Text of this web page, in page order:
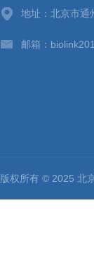
地址：北京市通
邮箱：
版权所有 © 2025 北